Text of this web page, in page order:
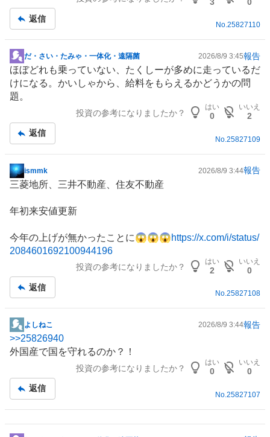
返信
No.25827110
掲
示
板
記
だ・さい・たみゃ・一体化・遠隔菌 2026/8/9 3:45報告
ほぼどれも乗っていない、たくしーが多めに走っているだ
けになる。かいしゃから、給料をもらえるかどうかの問
題。
投資の参考になりましたか？
はい
0
いいえ
2
返信
No. 25827109
掲
示
記
ismmk 2026/8/9 3:44報告
三菱地所 三井不動産 住友不動産
年初来安値更新
今年の上げが無かったことに😱😱😱https://x.com/i/status/
2084601692100944196
投資の参考になりましたか？
はい
2
いいえ
0
返信
No.25827108
掲
示
板
よしねこ 2026/8/9 3:44報告
>>25826940
外国産で国を守れるのか？！
投資の参考になりましたか？
はい
0
いいえ
0
返信
No. 25827107